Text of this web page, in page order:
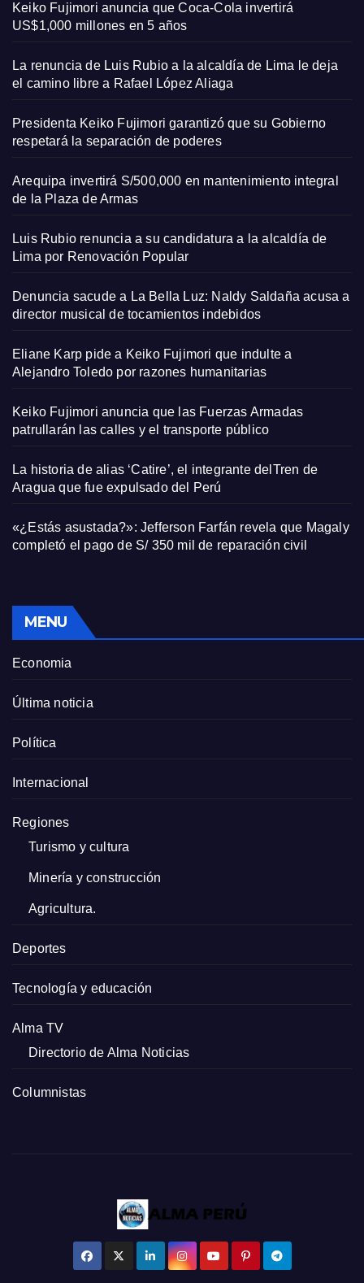
Keiko Fujimori anuncia que Coca-Cola invertirá
US$1,000 millones en 5 años
La renuncia de Luis Rubio a la alcaldía de Lima le deja
el camino libre a Rafael López Aliaga
Presidenta Keiko Fujimori garantizó que su Gobierno
respetará la separación de poderes
Arequipa invertirá S/500,000 en mantenimiento integral
de la Plaza de Armas
Luis Rubio renuncia a su candidatura a la alcaldía de
Lima por Renovación Popular
Denuncia sacude a La Bella Luz: Naldy Saldaña acusa a
director musical de tocamientos indebidos
Eliane Karp pide a Keiko Fujimori que indulte a
Alejandro Toledo por razones humanitarias
Keiko Fujimori anuncia que las Fuerzas Armadas
patrullarán las calles y el transporte público
La historia de alias ‘Catire’, el integrante delTren de
Aragua que fue expulsado del Perú
«¿Estás asustada?»: Jefferson Farfán revela que Magaly
completó el pago de S/ 350 mil de reparación civil
MENU
Economia
Última noticia
Política
Internacional
Regiones
Turismo y cultura
Minería y construcción
Agricultura.
Deportes
Tecnología y educación
Alma TV
Directorio de Alma Noticias
Columnistas